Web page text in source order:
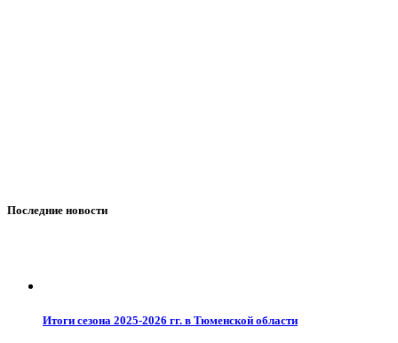
Последние новости
Итоги сезона 2025-2026 гг. в Тюменской области